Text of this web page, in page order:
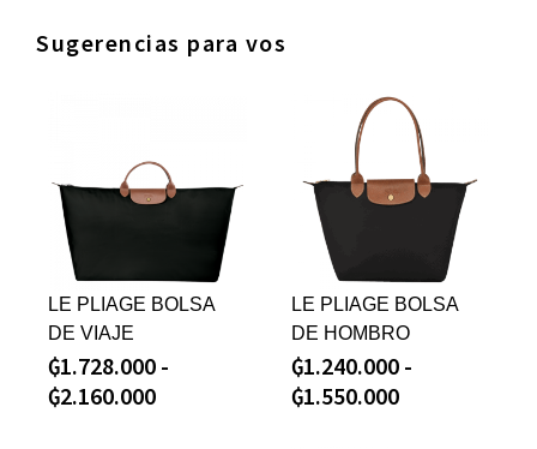
Sugerencias para vos
LE PLIAGE BOLSA
DE VIAJE
₲1.728.000 -
₲2.160.000
LE PLIAGE BOLSA
DE HOMBRO
₲1.240.000 -
₲1.550.000